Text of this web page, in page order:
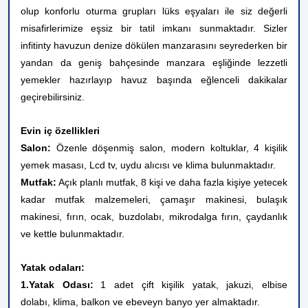
olup konforlu oturma grupları lüks eşyaları ile siz değerli
misafirlerimize eşsiz bir tatil imkanı sunmaktadır. Sizler
infitinty havuzun denize dökülen manzarasını seyrederken bir
yandan da geniş bahçesinde manzara eşliğinde lezzetli
yemekler hazırlayıp havuz başında eğlenceli dakikalar
geçirebilirsiniz.
Evin iç özellikleri
Salon: Özenle döşenmiş salon, modern koltuklar, 4 kişilik
yemek masası, Lcd tv, uydu alıcısı ve klima bulunmaktadır.
Mutfak: Açık planlı mutfak, 8 kişi ve daha fazla kişiye yetecek
kadar mutfak malzemeleri, çamaşır makinesi, bulaşık
makinesi, fırın, ocak, buzdolabı, mikrodalga fırın, çaydanlık
ve kettle bulunmaktadır.
Yatak odaları:
1.Yatak Odası:
1 adet çift kişilik yatak, jakuzi, elbise
dolabı, klima, balkon ve ebeveyn banyo yer almaktadır.